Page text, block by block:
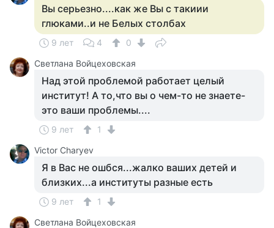
Вы серьезно....как же Вы с такиии
глюками..и не Белых столбах
9 лет 4
0
Светлана Войцеховская
Над этой проблемой работает целый
институт! А то,что вы о чем-то не знаете-
это ваши проблемы....
9 лет
1
Victor Charyev
Я в Вас не ошбся...жалко ваших детей и
близких...а институты разные есть
9 лет
1
Светлана Войцеховская